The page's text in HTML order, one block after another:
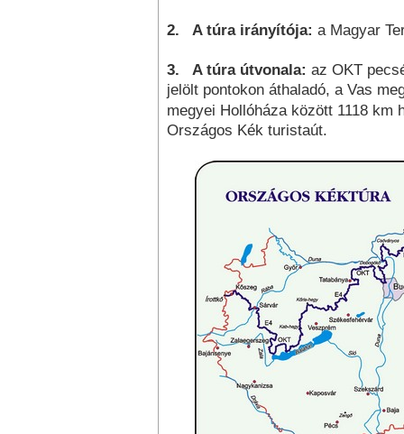
2. A túra irányítója: a Magyar
3. A túra útvonala: az OKT
jelölt pontokon áthaladó, a Vas
megyei Hollóháza között 1118
Országos Kék turistaút.